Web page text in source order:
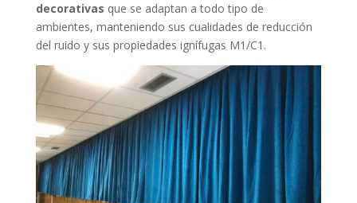
decorativas que se adaptan a todo tipo de
ambientes, manteniendo sus cualidades de reducción
del ruido y sus propiedades ignífugas M1/C1.